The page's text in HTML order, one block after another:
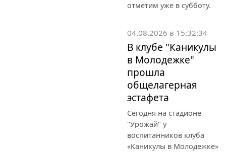
отметим уже в субботу.
04.08.2026 в 15:32:34
В клубе "Каникулы
в Молодежке"
прошла
общелагерная
эстафета
Сегодня на стадионе
"Урожай" у
воспитанников клуба
«Каникулы в Молодежке»